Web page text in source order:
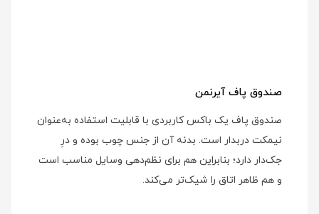
صندوق پاف آیرنمن
صندوق پاف یک باکس کاربردی با قابلیت استفاده به‌عنوان
نیمکت دربدار است. بدنه آن از جنس چوب بوده و درِ
جک‌دار دارد؛ بنابراین هم برای نظم‌دهی وسایل مناسب است
و هم ظاهر اتاق را شیک‌تر می‌کند.